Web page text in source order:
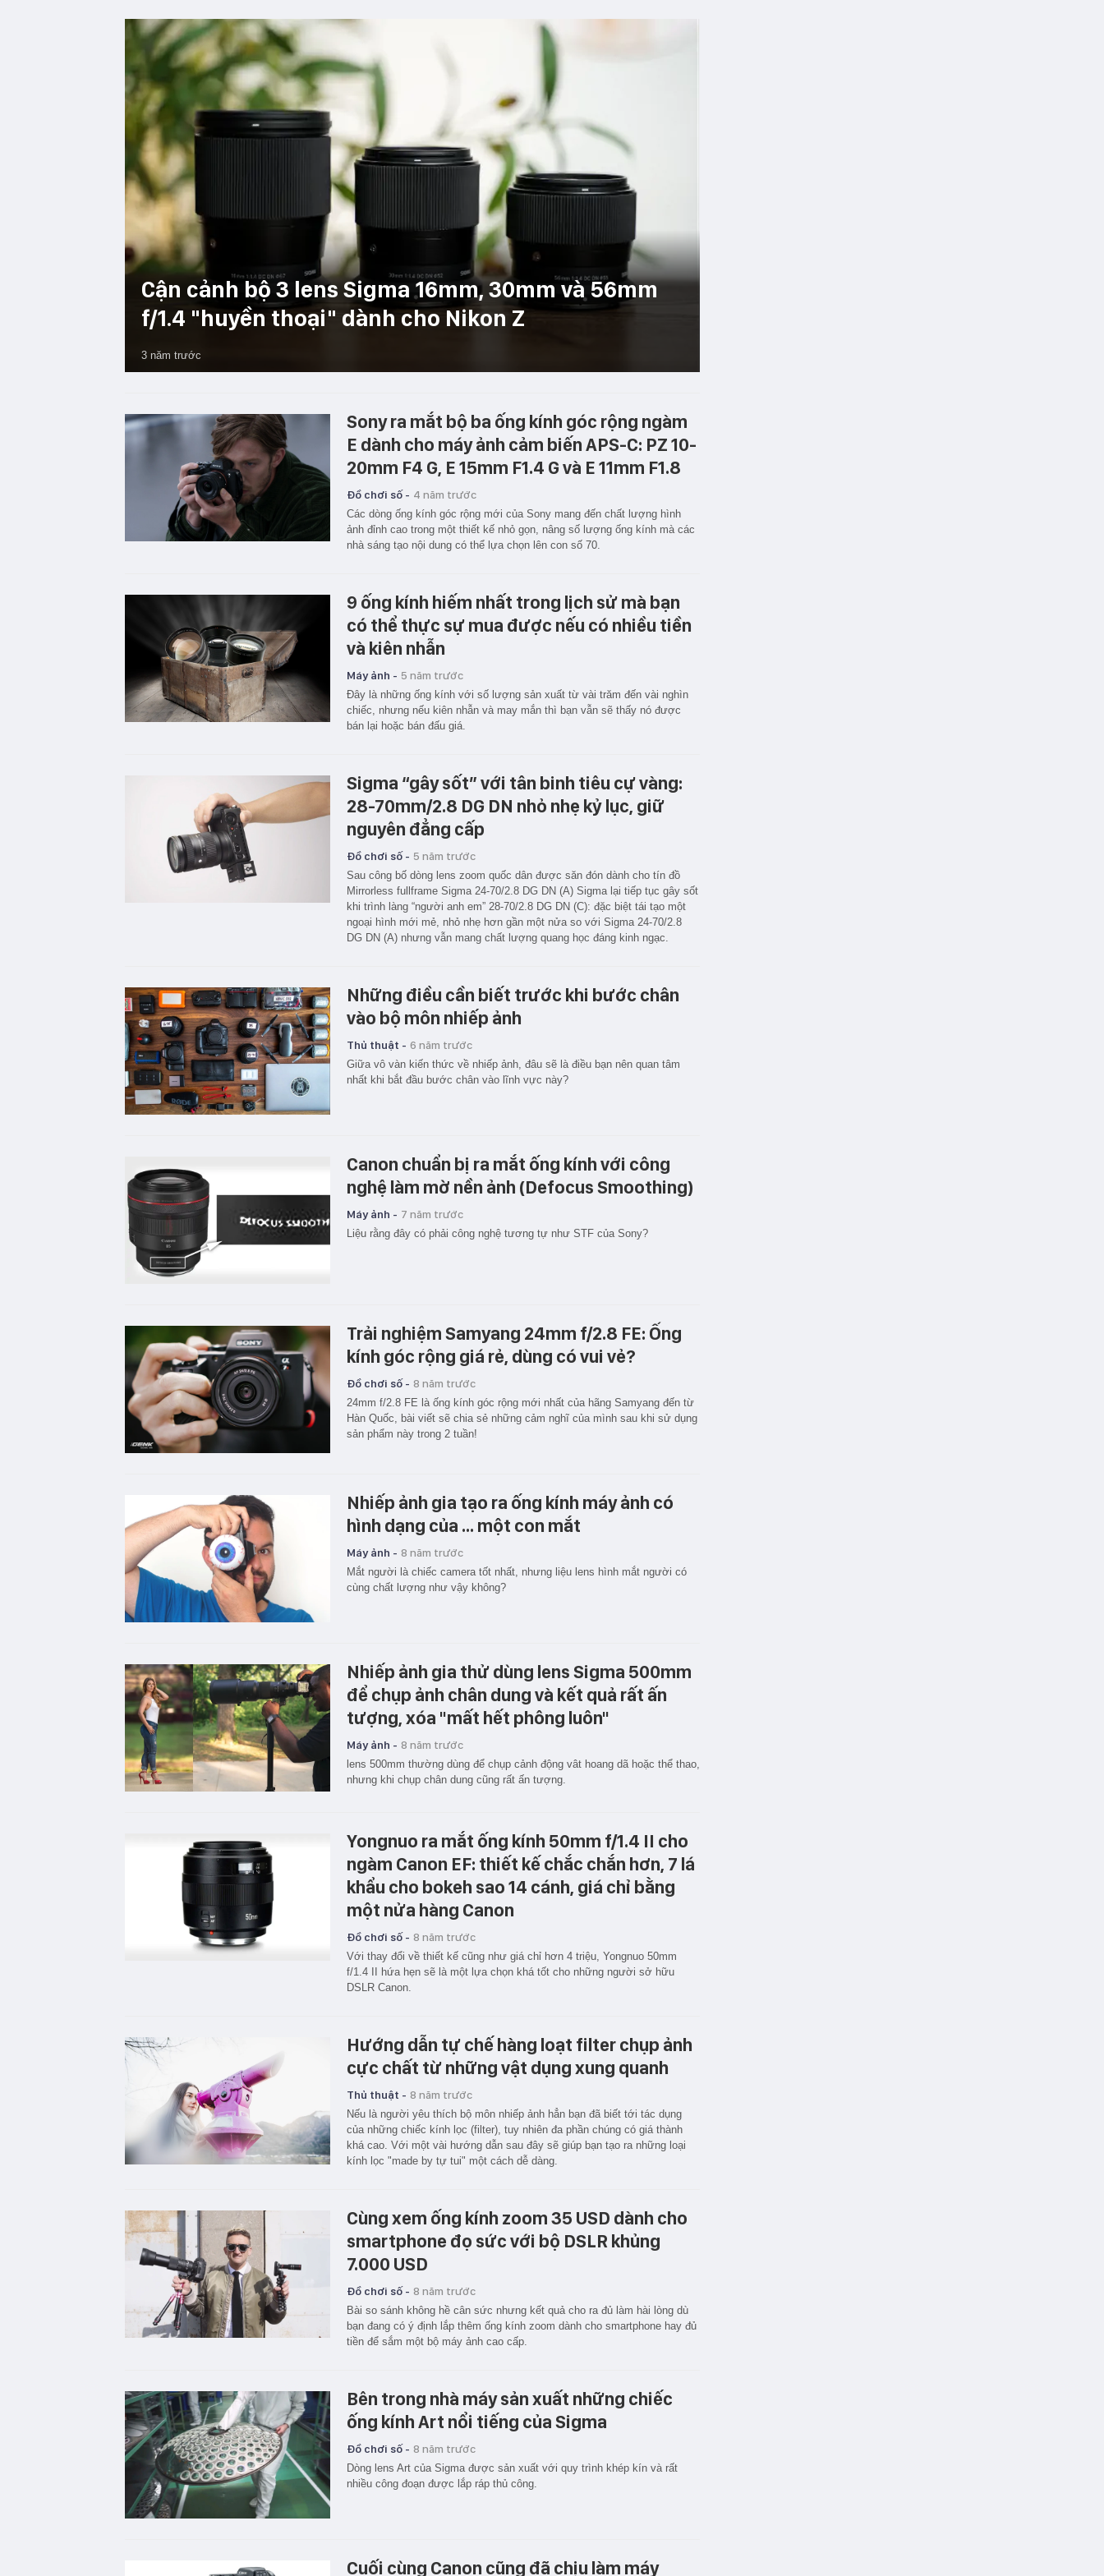
Cận cảnh bộ 3 lens Sigma 16mm, 30mm và 56mm
f/1.4 "huyền thoại" dành cho Nikon Z
3 năm trước
Sony ra mắt bộ ba ống kính góc rộng ngàm
E dành cho máy ảnh cảm biến APS-C: PZ 10-
20mm F4 G, E 15mm F1.4 G và E 11mm F1.8
Đồ chơi số - 4 năm trước
Các dòng ống kính góc rộng mới của Sony mang đến chất lượng hình
ảnh đỉnh cao trong một thiết kế nhỏ gọn, nâng số lượng ống kính mà các
nhà sáng tạo nội dung có thể lựa chọn lên con số 70.
9 ống kính hiếm nhất trong lịch sử mà bạn
có thể thực sự mua được nếu có nhiều tiền
và kiên nhẫn
Máy ảnh - 5 năm trước
Đây là những ống kính với số lượng sản xuất từ vài trăm đến vài nghìn
chiếc, nhưng nếu kiên nhẫn và may mắn thì bạn vẫn sẽ thấy nó được
bán lại hoặc bán đấu giá.
Sigma “gây sốt” với tân binh tiêu cự vàng:
28-70mm/2.8 DG DN nhỏ nhẹ kỷ lục, giữ
nguyên đẳng cấp
Đồ chơi số - 5 năm trước
Sau công bố dòng lens zoom quốc dân được săn đón dành cho tín đồ
Mirrorless fullframe Sigma 24-70/2.8 DG DN (A) Sigma lại tiếp tục gây sốt
khi trình làng “người anh em” 28-70/2.8 DG DN (C): đặc biệt tái tạo một
ngoại hình mới mẻ, nhỏ nhẹ hơn gần một nửa so với Sigma 24-70/2.8
DG DN (A) nhưng vẫn mang chất lượng quang học đáng kinh ngạc.
Những điều cần biết trước khi bước chân
vào bộ môn nhiếp ảnh
Thủ thuật - 6 năm trước
Giữa vô vàn kiến thức về nhiếp ảnh, đâu sẽ là điều bạn nên quan tâm
nhất khi bắt đầu bước chân vào lĩnh vực này?
Canon chuẩn bị ra mắt ống kính với công
nghệ làm mờ nền ảnh (Defocus Smoothing)
Máy ảnh - 7 năm trước
Liệu rằng đây có phải công nghệ tương tự như STF của Sony?
Trải nghiệm Samyang 24mm f/2.8 FE: Ống
kính góc rộng giá rẻ, dùng có vui vẻ?
Đồ chơi số - 8 năm trước
24mm f/2.8 FE là ống kính góc rộng mới nhất của hãng Samyang đến từ
Hàn Quốc, bài viết sẽ chia sẻ những cảm nghĩ của mình sau khi sử dụng
sản phẩm này trong 2 tuần!
Nhiếp ảnh gia tạo ra ống kính máy ảnh có
hình dạng của ... một con mắt
Máy ảnh - 8 năm trước
Mắt người là chiếc camera tốt nhất, nhưng liệu lens hình mắt người có
cùng chất lượng như vậy không?
Nhiếp ảnh gia thử dùng lens Sigma 500mm
để chụp ảnh chân dung và kết quả rất ấn
tượng, xóa "mất hết phông luôn"
Máy ảnh - 8 năm trước
lens 500mm thường dùng để chụp cảnh động vât hoang dã hoặc thể thao,
nhưng khi chụp chân dung cũng rất ấn tượng.
Yongnuo ra mắt ống kính 50mm f/1.4 II cho
ngàm Canon EF: thiết kế chắc chắn hơn, 7 lá
khẩu cho bokeh sao 14 cánh, giá chỉ bằng
một nửa hàng Canon
Đồ chơi số - 8 năm trước
Với thay đổi về thiết kế cũng như giá chỉ hơn 4 triệu, Yongnuo 50mm
f/1.4 II hứa hẹn sẽ là một lựa chọn khá tốt cho những người sở hữu
DSLR Canon.
Hướng dẫn tự chế hàng loạt filter chụp ảnh
cực chất từ những vật dụng xung quanh
Thủ thuật - 8 năm trước
Nếu là người yêu thích bộ môn nhiếp ảnh hẳn bạn đã biết tới tác dụng
của những chiếc kính lọc (filter), tuy nhiên đa phần chúng có giá thành
khá cao. Với một vài hướng dẫn sau đây sẽ giúp bạn tạo ra những loại
kính lọc "made by tự tui" một cách dễ dàng.
Cùng xem ống kính zoom 35 USD dành cho
smartphone đọ sức với bộ DSLR khủng
7.000 USD
Đồ chơi số - 8 năm trước
Bài so sánh không hề cân sức nhưng kết quả cho ra đủ làm hài lòng dù
bạn đang có ý định lắp thêm ống kính zoom dành cho smartphone hay đủ
tiền để sắm một bộ máy ảnh cao cấp.
Bên trong nhà máy sản xuất những chiếc
ống kính Art nổi tiếng của Sigma
Đồ chơi số - 8 năm trước
Dòng lens Art của Sigma được sản xuất với quy trình khép kín và rất
nhiều công đoạn được lắp ráp thủ công.
Cuối cùng Canon cũng đã chịu làm máy